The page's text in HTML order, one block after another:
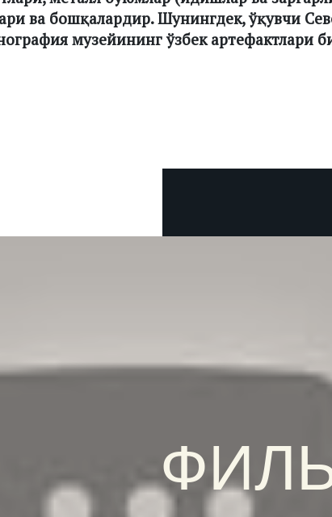
ва бошқалардир. Шунингдек, ўқувчи
музейининг ўзбек артефактлари